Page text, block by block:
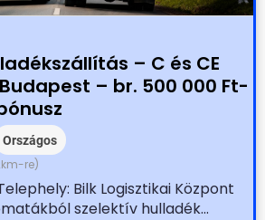
– C és CE
– br. 500 000 Ft-
Országos
re)
Bilk Logisztikai Központ
szelektív hulladék...